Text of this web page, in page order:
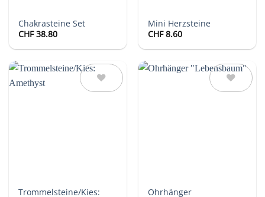
Chakrasteine Set
CHF38.80
Mini Herzsteine
CHF8.60
Trommelsteine/Kies:
Ohrhänger